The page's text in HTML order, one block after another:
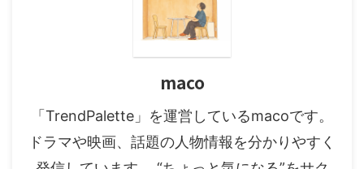
maco
「TrendPalette」を運営しているmacoです。
ドラマや映画、話題の人物情報を分かりやすく